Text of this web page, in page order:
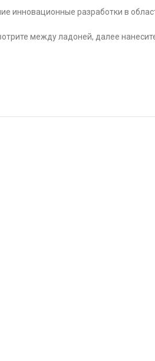
инновационные разработки в
между ладоней, далее